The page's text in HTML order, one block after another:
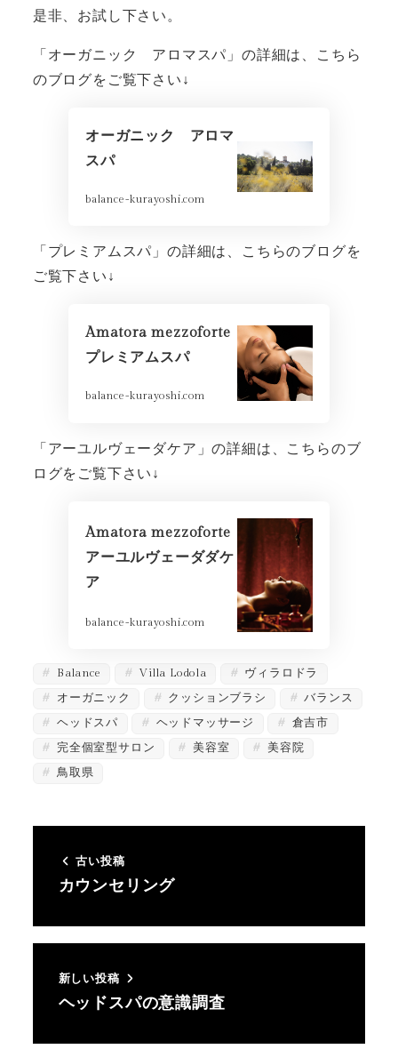
是非、お試し下さい。
「オーガニック アロマスパ」の詳細は、こちら
のブログをご覧下さい↓
オーガニック アロマ
スパ
balance-kurayoshi.com
「プレミアムスパ」の詳細は、こちらのブログを
ご覧下さい↓
Amatora mezzoforte
プレミアムスパ
balance-kurayoshi.com
「アーユルヴェーダケア」の詳細は、こちらのブ
ログをご覧下さい↓
Amatora mezzoforte
アーユルヴェーダダケ
ア
balance-kurayoshi.com
Balance Villa Lodola
ヴィラロドラ
オーガニック
クッションブラシ
バランス
ヘッドスパ
ヘッドマッサージ
倉吉市
完全個室型サロン
美容室
美容院
鳥取県
古い投稿
カウンセリング
新しい投稿
ヘッドスパの意識調査